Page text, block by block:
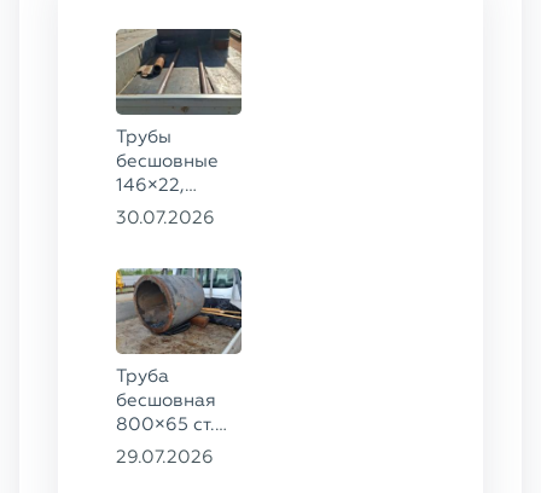
Трубы
бесшовные
146×22,
68×12 ГОСТ
30.07.2026
Труба
бесшовная
800×65 ст.
17ГС
29.07.2026